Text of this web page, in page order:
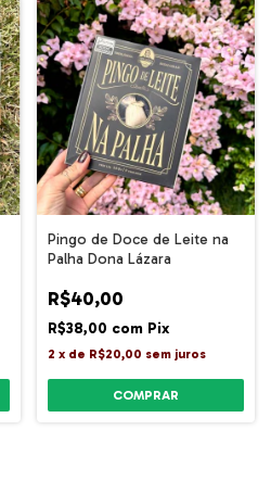
Pingo de Doce de Leite na
Palha Dona Lázara
R$40,00
R$38,00 com Pix
2 x de R$20,00 sem juros